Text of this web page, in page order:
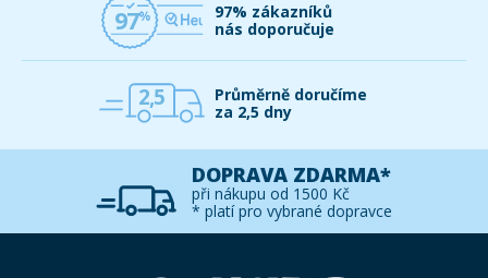
97
97% zákazníků
nás doporučuje
2,5
Průměrně doručíme
za 2,5 dny
DOPRAVA ZDARMA*
při nákupu od 1500 Kč
* platí pro vybrané dopravce